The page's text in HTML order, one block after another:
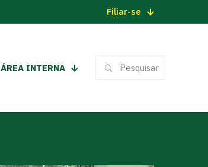
Filiar-se
ÁREA INTERNA